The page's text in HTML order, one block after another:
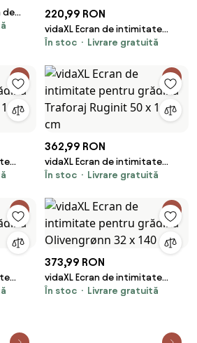
de
220,99 RON
vidaXL Ecran de intimitate
pentru grădină Traforaj Ruginit
În stoc Livrare gratuită
362,99 RON
vidaXL Ecran de intimitate
pentru grădină Traforaj Ruginit
În stoc Livrare gratuită
x
373,99 RON
vidaXL Ecran de intimitate
pentru grădină Olivengrønn 32
În stoc Livrare gratuită